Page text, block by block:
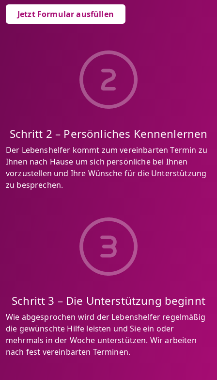
Jetzt Formular ausfüllen
Schritt 2 – Persönliches Kennenlernen
Der Lebenshelfer kommt zum vereinbarten Termin zu
Ihnen nach Hause um sich persönliche bei Ihnen
vorzustellen und Ihre Wünsche für die Unterstützung
zu besprechen.
Schritt 3 – Die Unterstützung beginnt
Wie abgesprochen wird der Lebenshelfer regelmäßig
die gewünschte Hilfe leisten und Sie ein oder
mehrmals in der Woche unterstützen. Wir arbeiten
nach fest vereinbarten Terminen.